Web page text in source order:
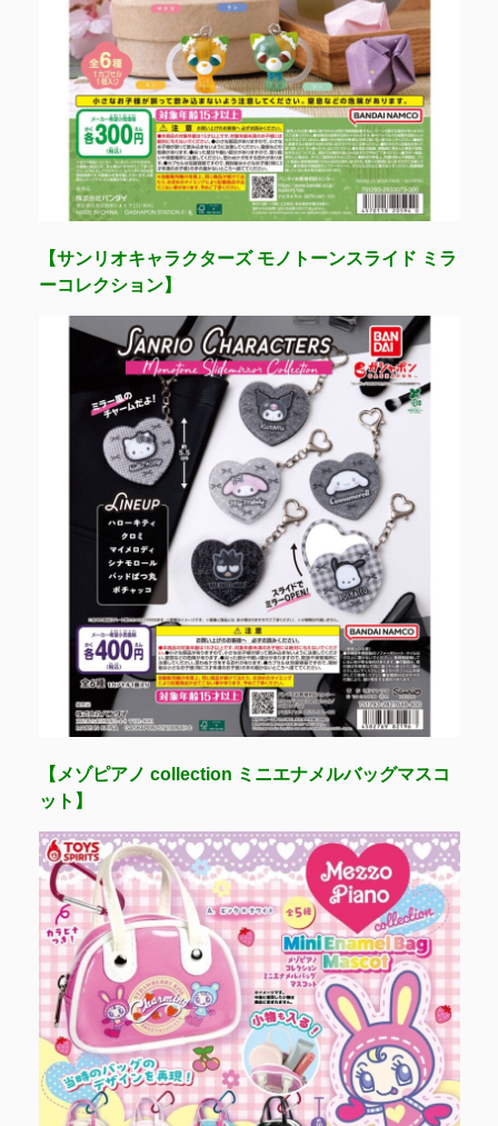
【サンリオキャラクターズ モノトーンスライド ミラ
ーコレクション】
【メゾピアノ collection ミニエナメルバッグマスコ
ット】